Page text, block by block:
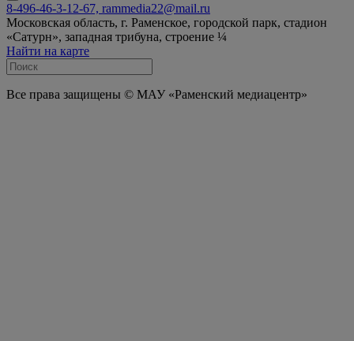
8-496-46-3-12-67, rammedia22@mail.ru
Московская область, г. Раменское, городской парк, стадион
«Сатурн», западная трибуна, строение ¼
Найти на карте
Все права защищены © МАУ «Раменский медиацентр»